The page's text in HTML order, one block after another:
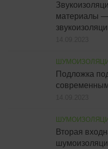
материалы
Подложка
Вторая